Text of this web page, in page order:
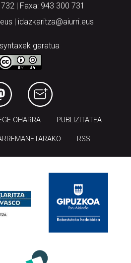
| Faxa: 943 300 731
| idazkaritza@aiurri.eus
garatua
OHARRA PUBLIZITATEA
RSS